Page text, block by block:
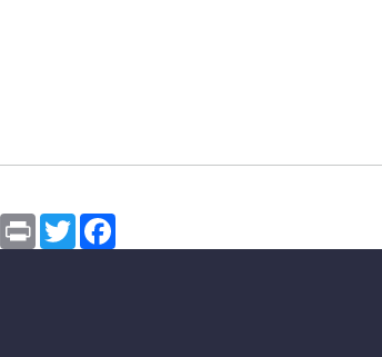
PrintTwitterFacebook